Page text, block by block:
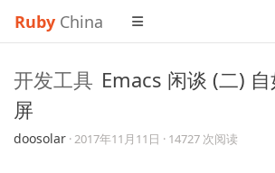
Ruby China
开发工具 Emacs 闲谈 (二)
屏
doosolar ·2017年11月11日 · 14727 次阅读